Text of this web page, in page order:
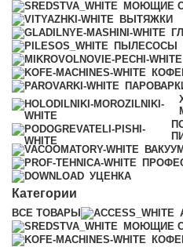
МОЮЩИЕ
ВЫТЯЖКИ
ПЫЛЕСОСЫ
УЦЕНКА
Категории
ВСЕ ТОВАРЫ
МОЮЩИЕ